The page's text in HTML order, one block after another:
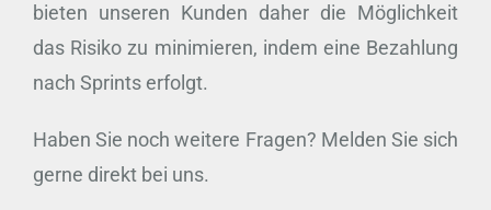
bieten unseren Kunden daher die Möglichkeit
das Risiko zu minimieren, indem eine Bezahlung
nach Sprints erfolgt.
Haben Sie noch weitere Fragen? Melden Sie sich
gerne direkt bei uns.